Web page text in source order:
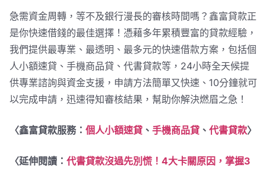
急需資金周轉，等不及銀行漫長的審核時間嗎？鑫富貸款正
是你快速借錢的最佳選擇！憑藉多年累積豐富的貸款經驗，
我們提供最專業、最透明、最多元的快速借款方案，包括個
人小額速貸、手機商品貸、代書貸款等，24小時全天候提
供專業諮詢與資金支援，申請方法簡單又快速、10分鐘就可
以完成申請，迅速得知審核結果，幫助你解決燃眉之急！
〈鑫富貸款服務： 個人小額速貸 、 手機商品貸 、 代書貸款〉
〈延伸閱讀： 代書貸款沒過先別慌！4大卡關原因，掌握3